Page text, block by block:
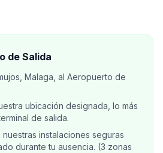
de Salida
Malaga, al Aeropuerto de
ubicación designada, lo más
de salida.
instalaciones seguras
durante tu ausencia. (3 zonas